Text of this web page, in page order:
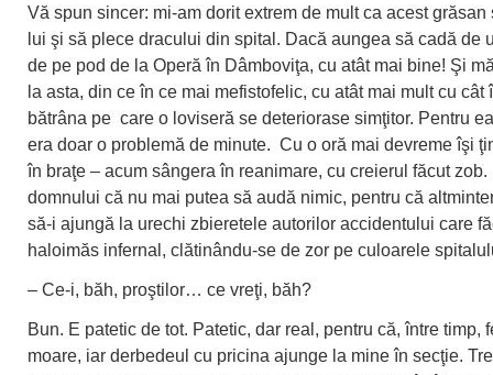
Vă spun sincer: mi-am dorit extrem de mult ca acest grăsan
lui şi să plece dracului din spital. Dacă aungea să cadă de
de pe pod de la Operă în Dâmboviţa, cu atât mai bine! Şi
la asta, din ce în ce mai mefistofelic, cu atât mai mult cu cât
bătrâna pe care o loviseră se deteriorase simţitor. Pentru
era doar o problemă de minute. Cu o oră mai devreme îşi
în braţe – acum sângera în reanimare, cu creierul făcut
domnului că nu mai putea să audă nimic, pentru că
să-i ajungă la urechi zbieretele autorilor accidentului care
haloimăs infernal, clătinându-se de zor pe culoarele
– Ce-i, băh, proştilor… ce vreţi, băh?
Bun. E patetic de tot. Patetic, dar real, pentru că, între timp,
moare, iar derbedeul cu pricina ajunge la mine în secţie.